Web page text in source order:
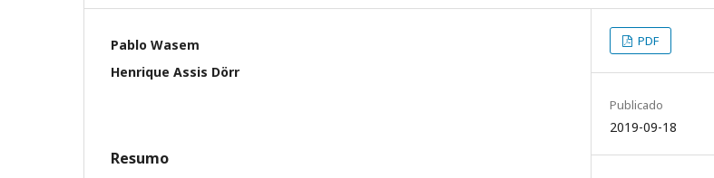
Pablo Wasem
Henrique Assis Dörr
Resumo
PDF
Publicado
2019-09-18